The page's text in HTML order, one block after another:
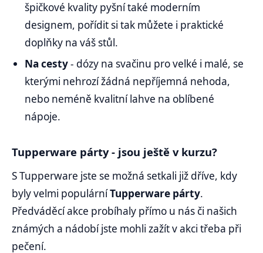
špičkové kvality pyšní také moderním
designem, pořídit si tak můžete i praktické
doplňky na váš stůl.
Na cesty- dózy na svačinu pro velké i malé, se
kterými nehrozí žádná nepříjemná nehoda,
nebo neméně kvalitní lahve na oblíbené
nápoje.
Tupperware párty - jsou ještě v kurzu?
S Tupperware jste se možná setkali již dříve, kdy
byly velmi populárníTupperware párty.
Předváděcí akce probíhaly přímo u nás či našich
známých a nádobí jste mohli zažít v akci třeba při
pečení.